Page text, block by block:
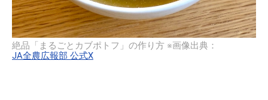
絶品「まるごとカブポトフ」の作り方 ※画像出典：
JA全農広報部 公式X